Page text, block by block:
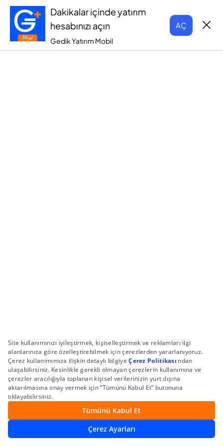
Dakikalar içinde yatırım
hesabınızı açın
Gedik Yatırım Mobil
AÇ